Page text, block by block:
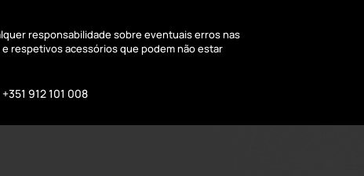
responsabilidade sobre eventuais erros nas
respetivos acessórios que podem não estar
912 101 008